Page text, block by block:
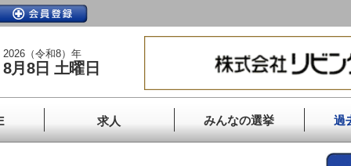
2026（令和8）年
8月8日 土曜日
求人 みんなの選挙 過